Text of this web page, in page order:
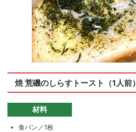
焼 荒磯のしらすトースト（1人前）
材料
食パン／1枚